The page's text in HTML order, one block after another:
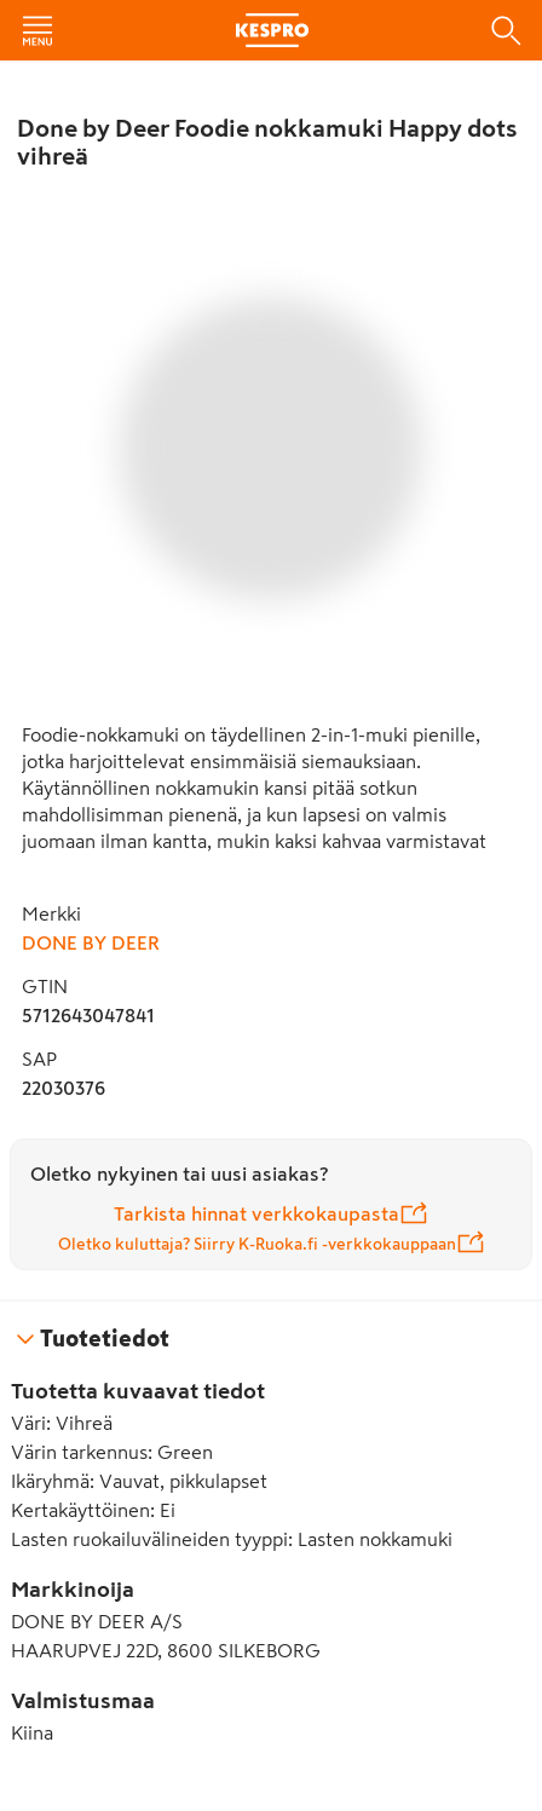
Done by Deer Foodie nokkamuki Happy dots
vihreä
Foodie-nokkamuki on täydellinen 2-in-1-muki pienille,
jotka harjoittelevat ensimmäisiä siemauksiaan.
Käytännöllinen nokkamukin kansi pitää sotkun
mahdollisimman pienenä, ja kun lapsesi on valmis
juomaan ilman kantta, mukin kaksi kahvaa varmistavat
Mukissa on käytännöllinen liukastumista estävä pohja ja
se kestää konepesun ja mikroaaltouunin. Kun muki on
jälkeen, se voidaan lajitella muoviksi ja kierrättää uusiksi
arjen tuotteiksi.
Suloinen vaaleanvihreä muki, joka on koristeltu leikkisillä
yksityiskohdan.
Merkki
DONE BY DEER
GTIN
5712643047841
SAP
22030376
Oletko nykyinen tai uusi asiakas?
Tarkista hinnat verkkokaupasta
Oletko kuluttaja? Siirry K-Ruoka.fi -verkkokauppaan
Tuotetiedot
Tuotetta kuvaavat tiedot
Väri: Vihreä
Värin tarkennus: Green
Ikäryhmä: Vauvat, pikkulapset
Kertakäyttöinen: Ei
Lasten ruokailuvälineiden tyyppi: Lasten nokkamuki
Markkinoija
DONE BY DEER A/S
HAARUPVEJ 22D, 8600 SILKEBORG
Valmistusmaa
Kiina